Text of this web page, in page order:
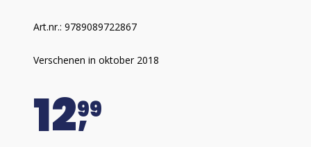
Art.nr.: 9789089722867
Verschenen in oktober 2018
1299